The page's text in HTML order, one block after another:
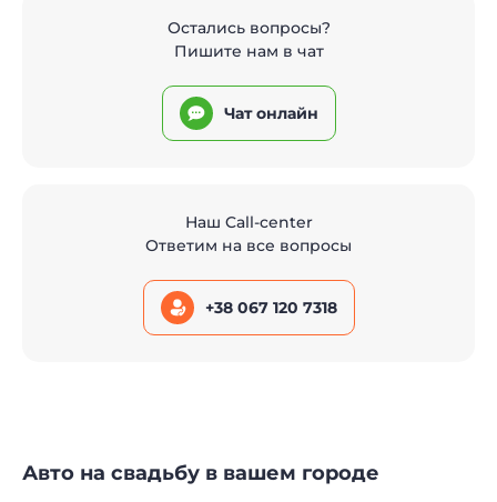
Остались вопросы?
Пишите нам в чат
Чат онлайн
Наш Call-center
Ответим на все вопросы
+38 067 120 7318
Авто на свадьбу в вашем городе